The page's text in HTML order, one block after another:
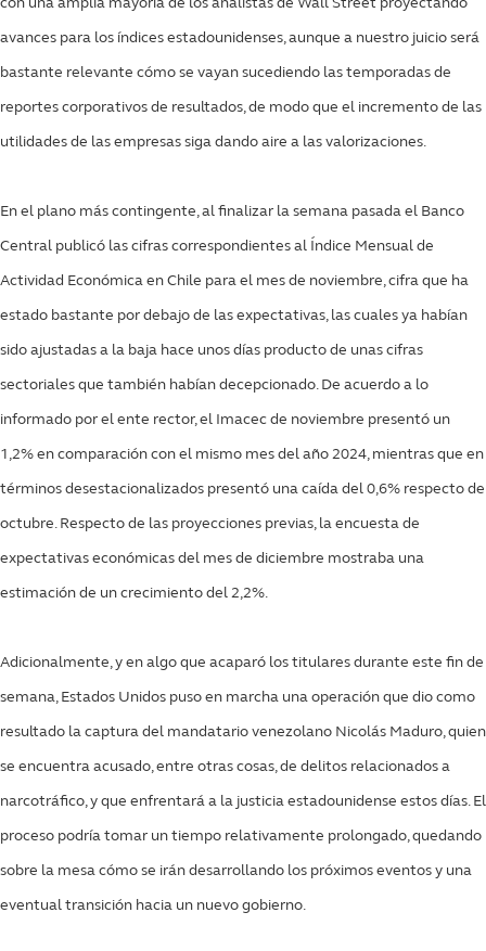
avances para los índices estadounidenses, aunque a nuestro juicio será
bastante relevante cómo se vayan sucediendo las temporadas de
reportes corporativos de resultados, de modo que el incremento de las
utilidades de las empresas siga dando aire a las valorizaciones.
En el plano más contingente, al finalizar la semana pasada el Banco
Central publicó las cifras correspondientes al Índice Mensual de
Actividad Económica en Chile para el mes de noviembre, cifra que ha
estado bastante por debajo de las expectativas, las cuales ya habían
sido ajustadas a la baja hace unos días producto de unas cifras
sectoriales que también habían decepcionado. De acuerdo a lo
informado por el ente rector, el Imacec de noviembre presentó un
1,2% en comparación con el mismo mes del año 2024, mientras que en
términos desestacionalizados presentó una caída del 0,6% respecto de
octubre. Respecto de las proyecciones previas, la encuesta de
expectativas económicas del mes de diciembre mostraba una
estimación de un crecimiento del 2,2%.
Adicionalmente, y en algo que acaparó los titulares durante este fin de
semana, Estados Unidos puso en marcha una operación que dio como
resultado la captura del mandatario venezolano Nicolás Maduro, quien
se encuentra acusado, entre otras cosas, de delitos relacionados a
narcotráfico, y que enfrentará a la justicia estadounidense estos días. El
proceso podría tomar un tiempo relativamente prolongado, quedando
sobre la mesa cómo se irán desarrollando los próximos eventos y una
eventual transición hacia un nuevo gobierno.